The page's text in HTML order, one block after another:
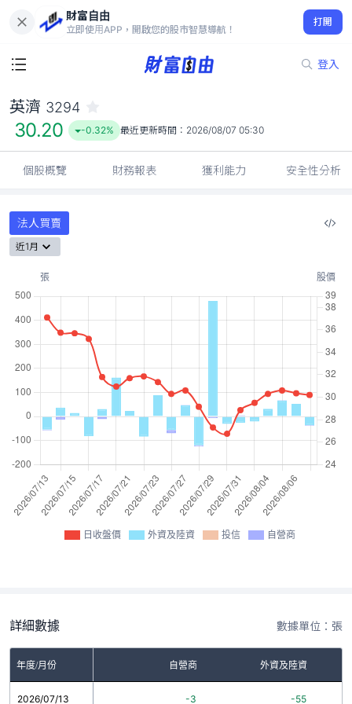
財富自由
立即使用APP，開啟您的股市智慧導航！
打開
登入
30.20
-0.32%
英濟 3294
30.20 -0.32% 最近更新時間： 2026/08/07 05:30
個股概覽 財務報表 獲利能力 安全性分析
法人買賣
近1月
日收盤價 外資及陸資 投信 自營商
詳細數據 數據單位：張
年度/月份 自營商 外資及陸資
2026/07/13 -3 -55